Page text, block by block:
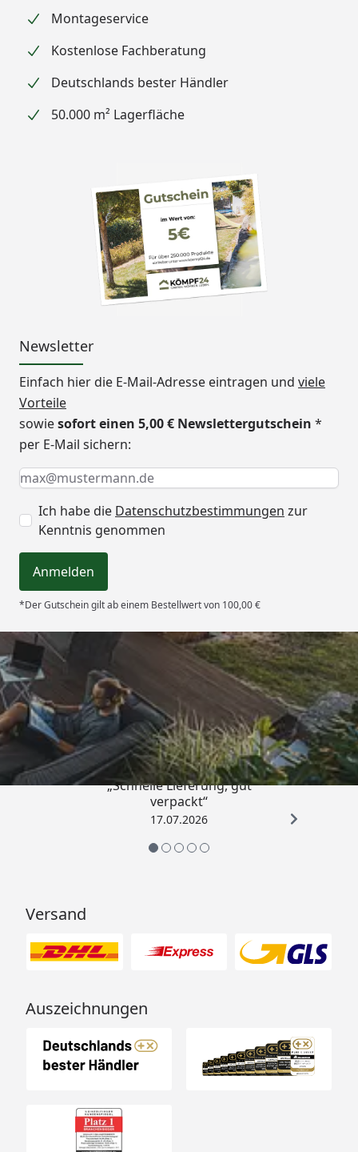
Montageservice
Kostenlose Fachberatung
Deutschlands bester Händler
50.000 m² Lagerfläche
Newsletter
Einfach hier die E-Mail-Adresse eintragen und viele
Vorteile
sowiesofort einen 5,00 € Newslettergutschein *
per E-Mail sichern:
Keine Eingabe erforderlich
Eingabe erforderlich
E-Mail *
Ich habe die Datenschutzbestimmungen zur
Kenntnis genommen
Anmelden
*Der Gutschein gilt ab einem Bestellwert von 100,00 €
Trusted Shops
4,65/ 5
„Schnelle Lieferung, gut
verpackt“
17.07.2026
Versand
Auszeichnungen